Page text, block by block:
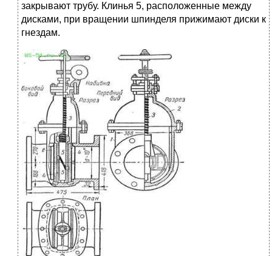
закрывают трубу. Клинья 5, расположенные между
дисками, при вращении шпинделя прижимают диски к
гнездам.